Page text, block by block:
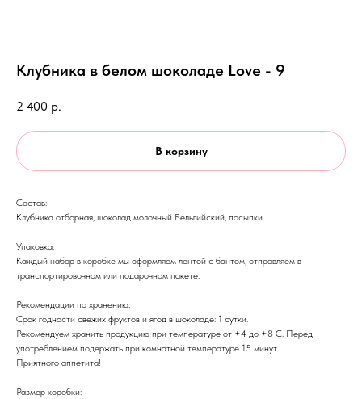
Клубника в белом шоколаде Love - 9
2 400 р.
В корзину
Состав:
Клубника отборная, шоколад молочный Бельгийский, посыпки.
Упаковка:
Каждый набор в коробке мы оформляем лентой с бантом, отправляем в
транспортировочном или подарочном пакете.
Рекомендации по хранению:
Срок годности свежих фруктов и ягод в шоколаде: 1 сутки.
Рекомендуем хранить продукцию при температуре от +4 до +8 С. Перед
употреблением подержать при комнатной температуре 15 минут.
​Приятного аппетита!
Размер коробки: